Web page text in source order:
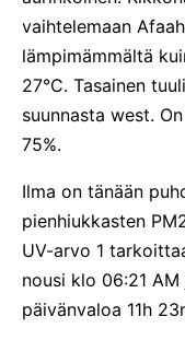
vaihtelemaan
lämpimämmältä
27°C. Tasainen
suunnasta west.
75%.
Ilma on tänään
pienhiukkasten
UV-arvo 1
nousi klo 06:21
päivänvaloa 11h